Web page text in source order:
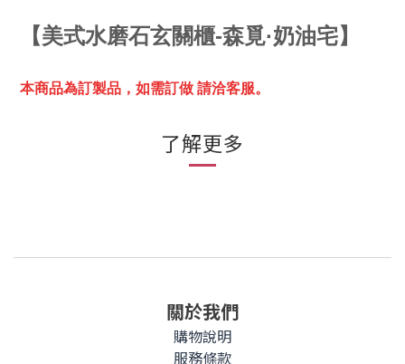
【美式水磨石玄關櫃-森覓·奶油宅】
本商品為訂製品， 如需訂做 請洽客服。
了解更多
關於我們
購物說明
服務條款